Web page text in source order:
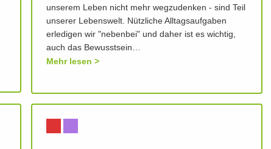
unserem Leben nicht mehr wegzudenken - sind Teil
unserer Lebenswelt. Nützliche Alltagsaufgaben
erledigen wir "nebenbei" und daher ist es wichtig,
auch das Bewusstsein…
Mehr lesen